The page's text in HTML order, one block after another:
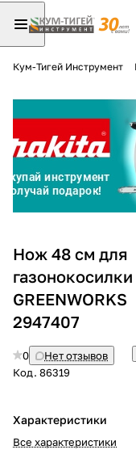
Кум-Тигей Инструмент
Нож 48 см для
газонокосилки
GREENWORKS
2947407
0
Нет отзывов
Код. 86319
Характеристики
Все характеристики
Разбейте
оплатуна
без
График
Сегодня
25%